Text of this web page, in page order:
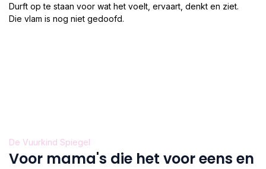
Durft op te staan voor wat het voelt, ervaart, denkt en ziet.
Die vlam is nog niet gedoofd.
De Vuurkind Spiegel
Voor mama's die het voor eens en